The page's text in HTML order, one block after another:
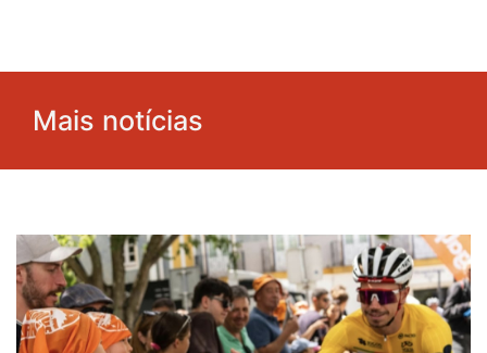
Mais notícias